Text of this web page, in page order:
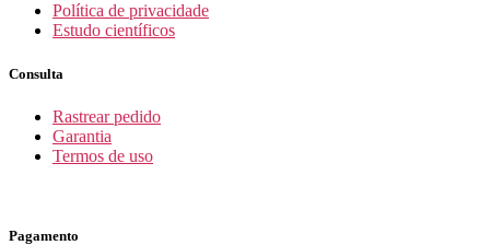
Política de privacidade
Estudo científicos
Consulta
Rastrear pedido
Garantia
Termos de uso
Pagamento